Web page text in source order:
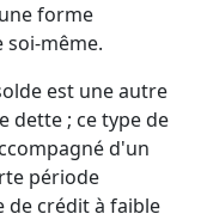
forme
soi-même.
est une autre
dette ; ce type de
d'un
période
de crédit à faible